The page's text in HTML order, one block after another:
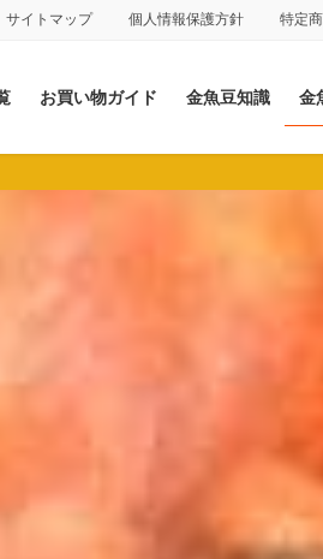
サイトマップ 個人情報保護方針 特定
お買い物ガイド 金魚豆知識 金